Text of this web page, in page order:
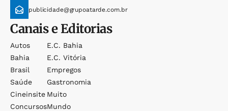
publicidade@grupoatarde.com.br
Canais e Editorias
Autos
Bahia
Brasil
Saúde
Cineinsite
Concursos
E.c. Bahia
E.c. Vitória
Empregos
Gastronomia
Muito
Mundo